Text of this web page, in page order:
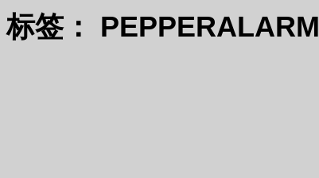
标签： PEPPERALARM